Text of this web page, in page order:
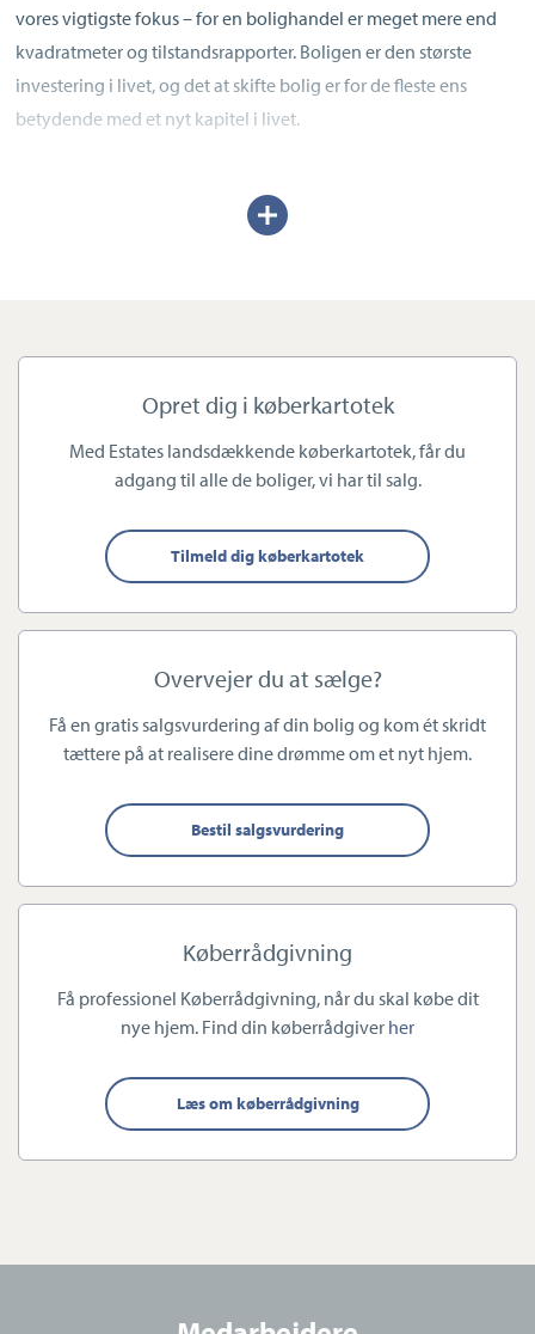
vores vigtigste fokus – for en bolighandel er meget mere end
kvadratmeter og tilstandsrapporter. Boligen er den største
investering i livet, og det at skifte bolig er for de fleste ens
betydende med et nyt kapitel i livet.
Den lokale fortælling er en vigtig del af alle vores bolighandler,
for det er den, der samler os – og det er den, der gør Aalborg til
Vores mæglere har alle stor faglighed og mange års erfaring
at vi altid kan give dig den bedste service med personlig
rådgivning hele vejen igennem din bolighandel.
Sådan arbejder vi
Med en stor motor i ryggen, stærke digitale
markedsføringsværktøjer og et kompetent hold af mæglere, går
vi altid til opgaven med stor professionalisme og respekt for
efter din konkrete livssituation, så du føler dig tryg og sikker
undervejs gennem bolighandlen.
ejerlejligheder, andelsboliger, rækkehuse og sommerhuse. Med
jævne mellemrum formidler vi også hobbylandbrug.
Sommerhuse handler vi især ved Vestkysten, Blokhus, Løkken
Udvid/skjul
Opret dig i køberkartotek
Med Estates landsdækkende køberkartotek, får du
adgang til alle de boliger, vi har til salg.
Tilmeld dig køberkartotek
Overvejer du at sælge?
Få en gratis salgsvurdering af din bolig og kom ét skridt
tættere på at realisere dine drømme om et nyt hjem.
Bestil salgsvurdering
Køberrådgivning
Få professionel Køberrådgivning, når du skal købe dit
nye hjem. Find din køberrådgiver her
Læs om køberrådgivning